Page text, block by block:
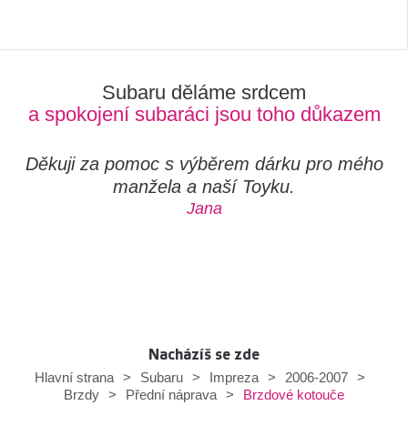
Subaru děláme srdcem
a spokojení subaráci jsou toho důkazem
Děkuji za pomoc s výběrem dárku pro mého
manžela a naší Toyku.
Jana
Nacházíš se zde
Hlavní strana
> Subaru > Impreza > 2006-2007
>
Brzdy > Přední náprava > Brzdové kotouče